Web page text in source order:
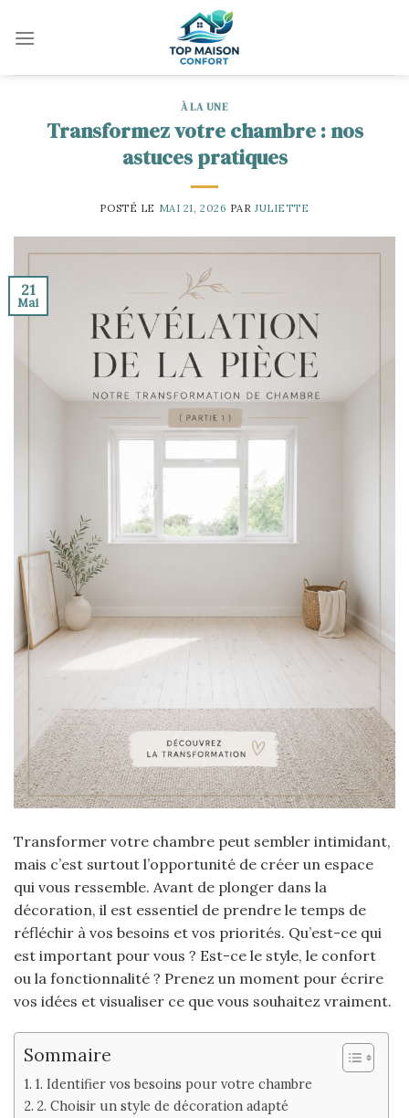
À LA UNE
Transformez votre chambre : nos
astuces pratiques
POSTÉ LE MAI 21, 2026 PARJULIETTE
21
Mai
Transformer votre chambre peut sembler intimidant,
mais c’est surtout l’opportunité de créer un espace
qui vous ressemble. Avant de plonger dans la
décoration, il est essentiel de prendre le temps de
réfléchir à vos besoins et vos priorités. Qu’est-ce qui
est important pour vous ? Est-ce le style, le confort
ou la fonctionnalité ? Prenez un moment pour écrire
vos idées et visualiser ce que vous souhaitez vraiment.
Sommaire
1. Identifier vos besoins pour votre chambre
2. Choisir un style de décoration adapté